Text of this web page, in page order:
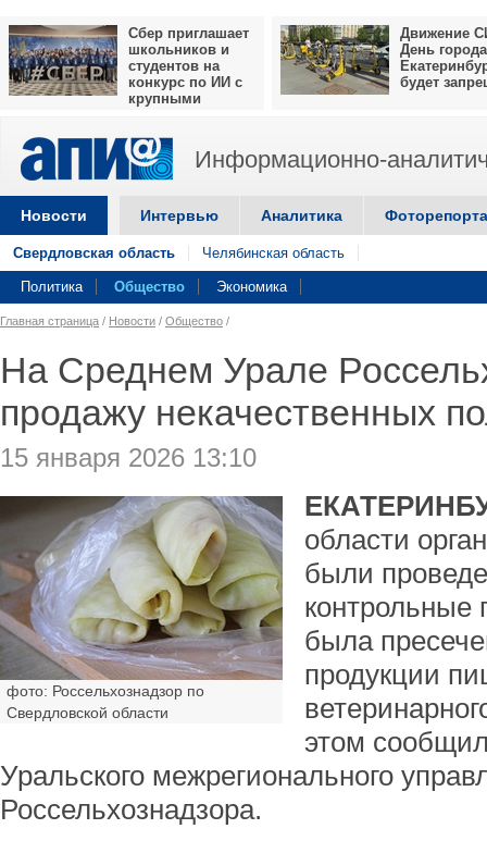
Сбер приглашает
школьников и
студентов на
конкурс по ИИ с
крупными
Движение
День города
будет
Информационно-
Новости Интервью Аналитика
Свердловская область Челябинская область
Политика Общество Экономика
Главная страница / Новости / Общество /
На Среднем Урале
продажу некачественных
15 января 2026 13:10
фото: Россельхознадзор по
Свердловской области
области
были
контрольные
была
продукции
этом
Уральского межрегионального
Россельхознадзора.